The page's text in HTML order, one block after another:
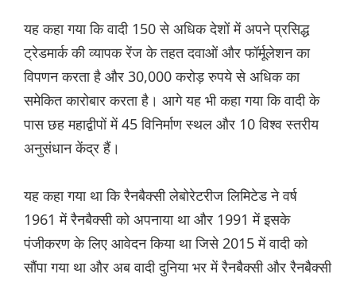
यह कहा गया कि वादी 150 से अधिक देशों में अपने प्रसिद्ध
ट्रेडमार्क की व्यापक रेंज के तहत दवाओं और फॉर्मूलेशन का
विपणन करता है और 30,000 करोड़ रुपये से अधिक का
समेकित कारोबार करता है। आगे यह भी कहा गया कि वादी के
पास छह महाद्वीपों में 45 विनिर्माण स्थल और 10 विश्व स्तरीय
अनुसंधान केंद्र हैं।
यह कहा गया था कि रैनबैक्सी लेबोरेटरीज लिमिटेड ने वर्ष
1961 में रैनबैक्सी को अपनाया था और 1991 में इसके
पंजीकरण के लिए आवेदन किया था जिसे 2015 में वादी को
सौंपा गया था और अब वादी दुनिया भर में रैनबैक्सी और रैनबैक्सी